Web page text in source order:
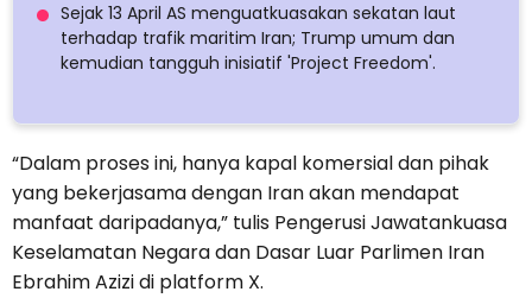
Sejak 13 April AS menguatkuasakan sekatan laut
terhadap trafik maritim Iran; Trump umum dan
kemudian tangguh inisiatif 'Project Freedom'.
“Dalam proses ini, hanya kapal komersial dan pihak
yang bekerjasama dengan Iran akan mendapat
manfaat daripadanya,” tulis Pengerusi Jawatankuasa
Keselamatan Negara dan Dasar Luar Parlimen Iran
Ebrahim Azizi di platform X.